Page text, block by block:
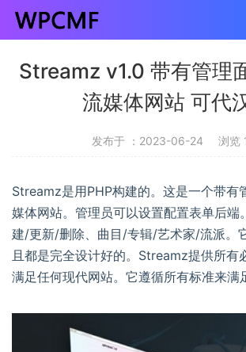
Streamz v1.0 带有管理
流媒体网站 可代
发布于 ：2023-06-24 浏览
Streamz是用PHP构建的。这是一个带有
媒体网站。管理员可以设置配置表单后端
建/更新/删除、曲目/专辑/艺术家/流派。
且都是完全设计好的。Streamz提供所有
满足任何现代网站。它遵循所有标准来满